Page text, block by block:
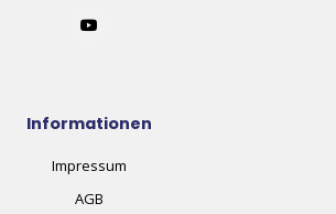
Informationen
Impressum
AGB